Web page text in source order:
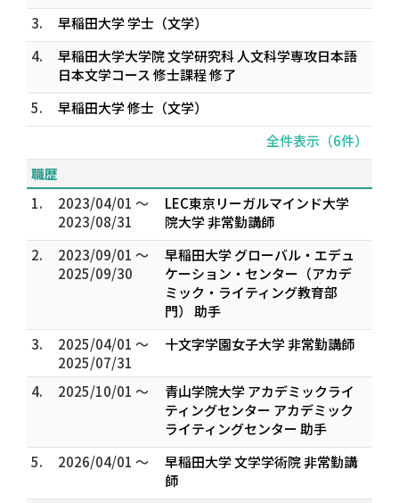
3.
早稲田大学 学士（文学）
4.
早稲田大学大学院 文学研究科 人文科学専攻日本語
日本文学コース 修士課程 修了
5.
早稲田大学 修士（文学）
全件表示（6件）
職歴
1.
2023/04/01 ～
2023/08/31
LEC東京リーガルマインド大学
院大学 非常勤講師
2.
2023/09/01 ～
2025/09/30
早稲田大学 グローバル・エデュ
ケーション・センター（アカデ
ミック・ライティング教育部
門） 助手
3.
2025/04/01 ～
2025/07/31
十文字学園女子大学 非常勤講師
4. 2025/10/01 ～
青山学院大学 アカデミックライ
ティングセンター アカデミック
ライティングセンター 助手
5.
2026/04/01 ～
早稲田大学 文学学術院 非常勤講
師